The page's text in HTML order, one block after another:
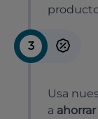
3
Usa
a ahorrar